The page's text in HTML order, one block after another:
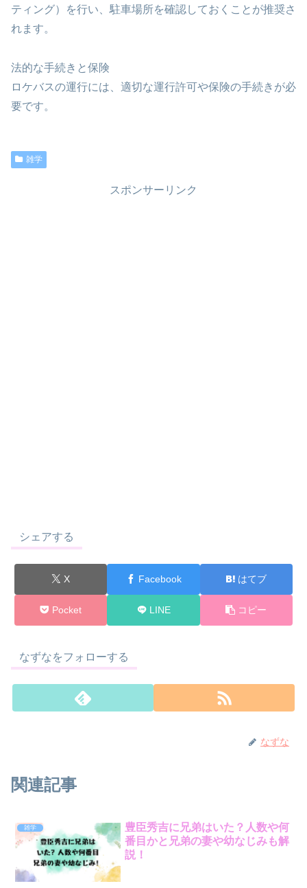
ティング）を行い、駐車場所を確認しておくことが推奨さ
れます。
法的な手続きと保険
ロケバスの運行には、適切な運行許可や保険の手続きが必
要です。
雑学
スポンサーリンク
シェアする
X Facebook はてブ
Pocket LINE コピー
なずなをフォローする
なずな
関連記事
雑学
豊臣秀吉に兄弟はいた？人数や何
番目かと兄弟の妻や幼なじみも解
説！